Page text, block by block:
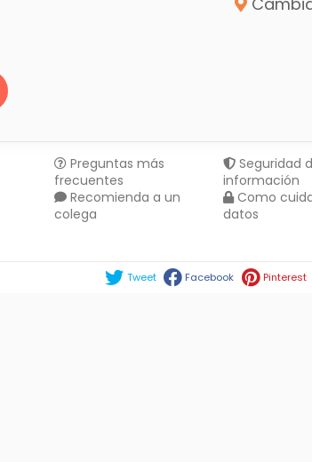
Preguntas más
frecuentes
Recomienda a un
colega
Seguridad
información
Como
datos
Tweet Facebook Pinterest